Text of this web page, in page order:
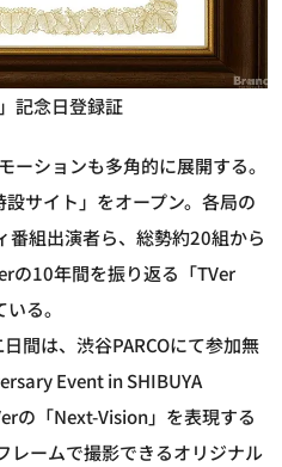
記念日登録証
ーションも多角的に展開する。
サイト」をオープン。各局の
番組出演者ら、総勢約20組から
の10年間を振り返る「TVer
る。
間は、渋谷PARCOにて参加無
Event in SHIBUYA
の「Next-Vision」を表現する
レームで撮影できるオリジナル